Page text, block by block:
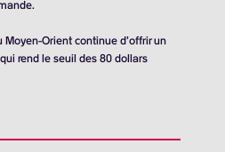
Orient continue d’offrir un
rend le seuil des 80 dollars